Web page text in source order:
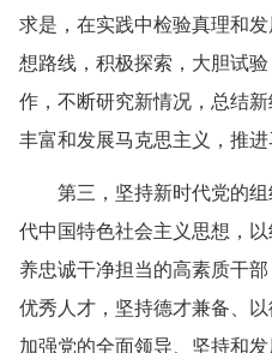
求是，在实践中检验真理和
想路线，积极探索，大胆试
作，不断研究新情况，总结
丰富和发展马克思主义，推进
第三，坚持新时代党的
代中国特色社会主义思想，
养忠诚干净担当的高素质干
优秀人才，坚持德才兼备、
加强党的全面领导、坚持和